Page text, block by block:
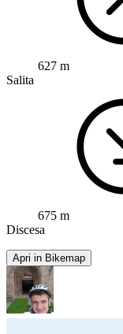
627 m
Salita
675 m
Discesa
Apri in Bikemap